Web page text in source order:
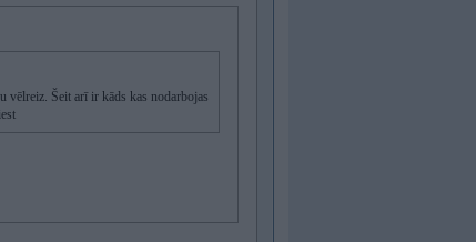
vēlreiz. Šeit arī ir kāds kas nodarbojas